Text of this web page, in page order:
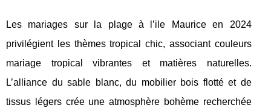
Les mariages sur la plage à l’ile Maurice en 2024
privilégient les thèmes tropical chic, associant couleurs
mariage tropical vibrantes et matières naturelles.
L’alliance du sable blanc, du mobilier bois flotté et de
tissus légers crée une atmosphère bohème recherchée